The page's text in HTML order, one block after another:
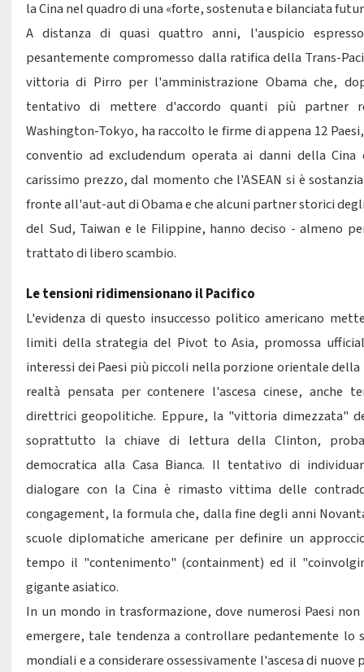
la Cina nel quadro di una «forte, sostenuta e bilanciata
A distanza di quasi quattro anni, l'auspicio
pesantemente compromesso dalla ratifica della Trans-
vittoria di Pirro per l'amministrazione Obama che,
tentativo di mettere d'accordo quanti più partner
Washington-Tokyo, ha raccolto le firme di appena 12
conventio ad excludendum operata ai danni della
carissimo prezzo, dal momento che l'ASEAN si è
fronte all'aut-aut di Obama e che alcuni partner storici
del Sud, Taiwan e le Filippine, hanno deciso - almeno
trattato di libero scambio.
Le tensioni ridimensionano il Pacifico
L'evidenza di questo insuccesso politico americano
limiti della strategia del Pivot to Asia, promossa
interessi dei Paesi più piccoli nella porzione orientale della
realtà pensata per contenere l'ascesa cinese, anche
direttrici geopolitiche. Eppure, la "vittoria dimezzata"
soprattutto la chiave di lettura della Clinton,
democratica alla Casa Bianca. Il tentativo di
dialogare con la Cina è rimasto vittima delle
congagement, la formula che, dalla fine degli anni
scuole diplomatiche americane per definire un
tempo il "contenimento" (containment) ed il
gigante asiatico.
In un mondo in trasformazione, dove numerosi Paesi
emergere, tale tendenza a controllare pedantemente
mondiali e a considerare ossessivamente l'ascesa di